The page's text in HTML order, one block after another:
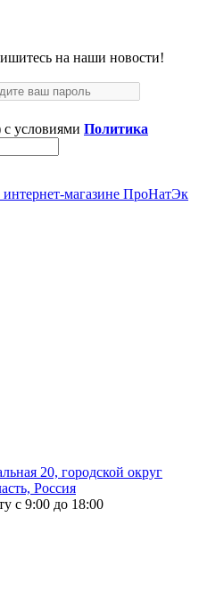
на наши новости!
с условиями Политика
магазине ПроНатЭк
20, городской округ
Россия
с 9:00 до 18:00